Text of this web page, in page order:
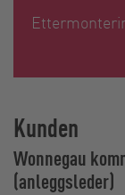
Kunden
Wonnegau
(anleggsleder)